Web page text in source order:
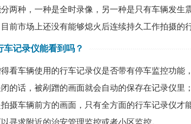
两种，一种是全时录像，另一种是只有车辆发生
前市场上还没有能够熄火后连续持久工作拍摄的
车记录仪能看到吗？
看车辆使用的行车记录仪是否带有停车监控功能
的话，被剐蹭的画面就会自动的保存在记录仪里
摄车辆前方的画面，只有全方面的行车记录仪才